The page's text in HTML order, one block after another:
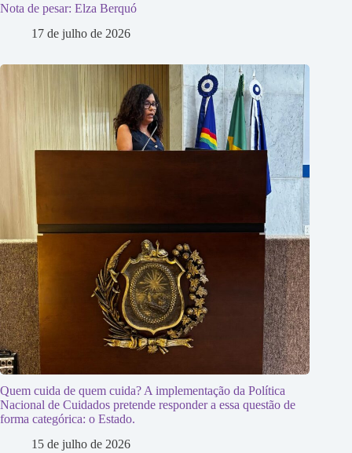
Nota de pesar: Elza Berquó
17 de julho de 2026
Quem cuida de quem cuida? A implementação da Política
Nacional de Cuidados pretende responder a essa questão de
forma categórica: o Estado.
15 de julho de 2026